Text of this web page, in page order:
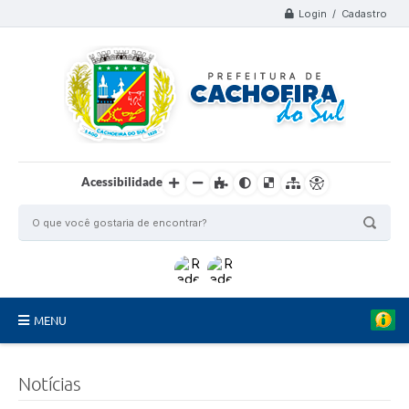
Login / Cadastro
Acessibilidade
MENU
Notícias